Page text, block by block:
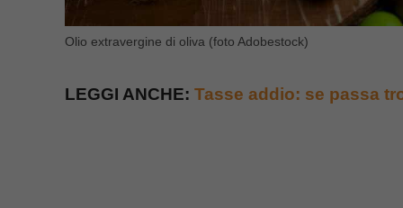
Olio extravergine di oliva (foto Adobestock)
LEGGI ANCHE: Tasse addio: se passa